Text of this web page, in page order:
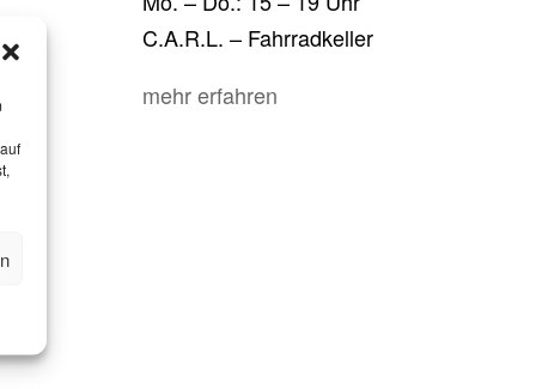
C.A.R.L. – Fahrradkeller
mehr erfahren